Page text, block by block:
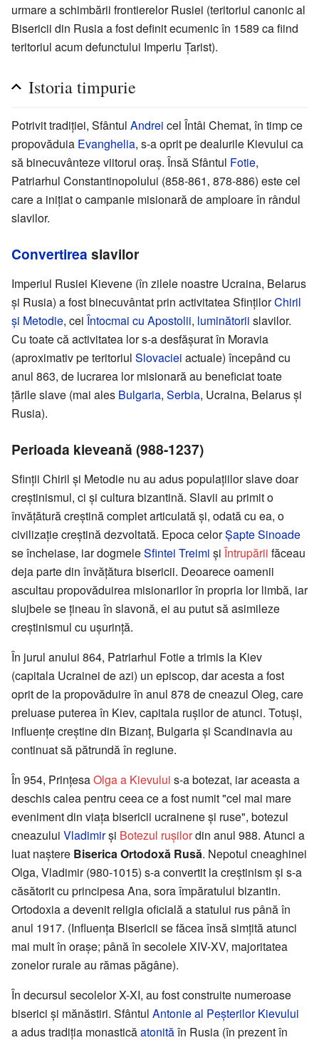
urmare a schimbării frontierelor Rusiei (teritoriul canonic al
Bisericii din Rusia a fost definit ecumenic în 1589 ca fiind
teritoriul acum defunctului Imperiu Ţarist).
Istoria timpurie
Potrivit tradiţiei, Sfântul Andrei cel Întâi Chemat, în timp ce
propovăduia Evanghelia, s-a oprit pe dealurile Kievului ca
să binecuvânteze viitorul oraş. Însă Sfântul Fotie,
Patriarhul Constantinopolului (858-861‚ 878-886) este cel
care a iniţiat o campanie misionară de amploare în rândul
slavilor.
Convertirea slavilor
Imperiul Rusiei Kievene (în zilele noastre Ucraina, Belarus
şi Rusia) a fost binecuvântat prin activitatea SfinţilorChiril
şi Metodie, cei Întocmai cu Apostolii, luminătorii slavilor.
Cu toate că activitatea lor s-a desfăşurat în Moravia
(aproximativ pe teritoriul Slovaciei actuale) începând cu
anul 863, de lucrarea lor misionară au beneficiat toate
ţările slave (mai ales Bulgaria, Serbia, Ucraina, Belarus şi
Rusia).
Perioada kieveană (988-1237)
Sfinţii Chiril şi Metodie nu au adus populaţiilor slave doar
creştinismul, ci şi cultura bizantină. Slavii au primit o
învăţătură creştină complet articulată şi, odată cu ea, o
civilizaţie creştină dezvoltată. Epoca celorŞapte Sinoade
se încheiase, iar dogmeleSfintei Treimi şi Întrupării făceau
deja parte din învăţătura bisericii. Deoarece oamenii
ascultau propovăduirea misionarilor în propria lor limbă, iar
slujbele se ţineau în slavonă, ei au putut să asimileze
creştinismul cu uşurinţă.
În jurul anului 864, Patriarhul Fotie a trimis la Kiev
(capitala Ucrainei de azi) un episcop, dar acesta a fost
oprit de la propovăduire în anul 878 de cneazul Oleg, care
preluase puterea în Kiev, capitala ruşilor de atunci. Totuşi,
influenţe creştine din Bizanţ, Bulgaria şi Scandinavia au
continuat să pătrundă în regiune.
În 954, PrinţesaOlga a Kievului s-a botezat, iar aceasta a
deschis calea pentru ceea ce a fost numit "cel mai mare
eveniment din viaţa bisericii ucrainene şi ruse", botezul
cneazului Vladimirşi Botezul ruşilordin anul 988. Atunci a
luat naştere Biserica Ortodoxă Rusă. Nepotul cneaghinei
Olga, Vladimir (980-1015) s-a convertit la creştinism şi s-a
căsătorit cu principesa Ana, sora împăratului bizantin.
Ortodoxia a devenit religia oficială a statului rus până în
anul 1917. (Influenţa Bisericii se făcea însă simţită atunci
mai mult în oraşe; până în secolele XIV-XV, majoritatea
zonelor rurale au rămas păgâne).
În decursul secolelor X-XI, au fost construite numeroase
biserici şi mănăstiri. Sfântul Antonie al Peşterilor Kievului
a adus tradiţia monasticăatonităîn Rusia (în prezent în